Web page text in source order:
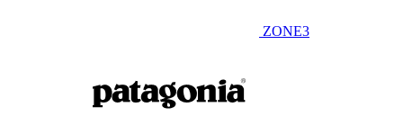
ZONE3